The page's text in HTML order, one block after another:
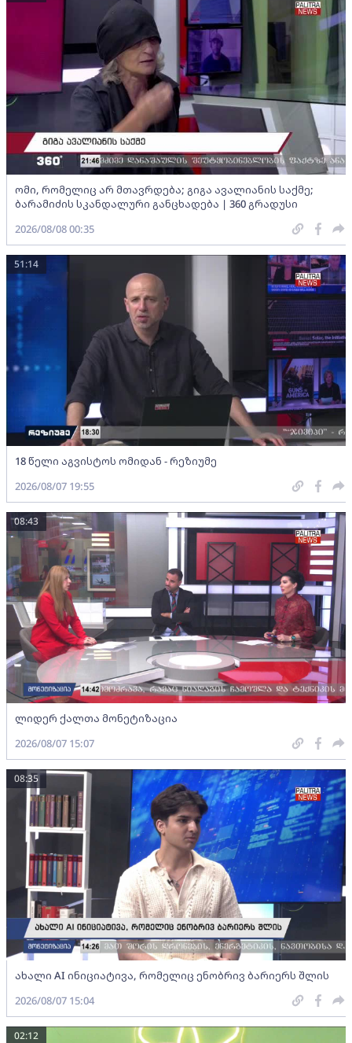
ომი, რომელიც არ მთავრდება; გიგა ავალიანის საქმე;
ბარამიძის სკანდალური განცხადება | 360 გრადუსი
2026/08/08 00:35
18 წელი აგვისტოს ომიდან - რეზიუმე
51:14
2026/08/07 19:55
ლიდერ ქალთა მონეტიზაცია
08:43
2026/08/07 15:07
ახალი AI ინიციატივა, რომელიც ენობრივ ბარიერს შლის
08:35
2026/08/07 15:04
02:12